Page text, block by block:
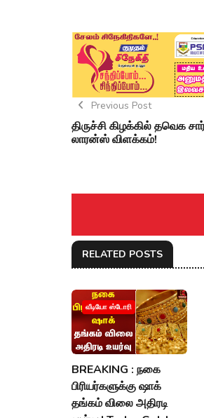
Previous Post
திருச்சி கிழக்கில் தவெக
லாரன்ஸ் விளக்கம்!
RELATED POSTS
வீடியோ ஸ்டோரி
BREAKING : நகை
பிரியர்களுக்கு ஷாக்
தங்கம் விலை அதிரடி